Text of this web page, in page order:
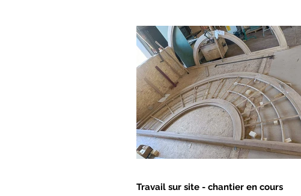
Travail sur site - chantier en cours